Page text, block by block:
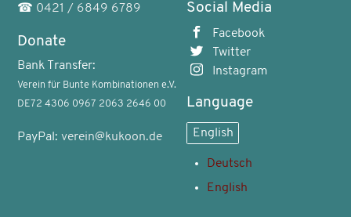
☎ 0421 / 6849 6789
Donate
Bank Transfer:
Verein für Bunte Kombinationen e.V.
DE72 4306 0967 2063 2646 00
PayPal:verein@kukoon.de
Social Media
Facebook
Twitter
Instagram
Language
English
Deutsch
English